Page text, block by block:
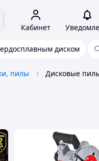
Кабинет
диском
пилы Дисковые